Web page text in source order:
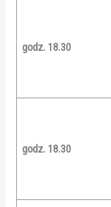
godz. 18.30
godz. 18.30